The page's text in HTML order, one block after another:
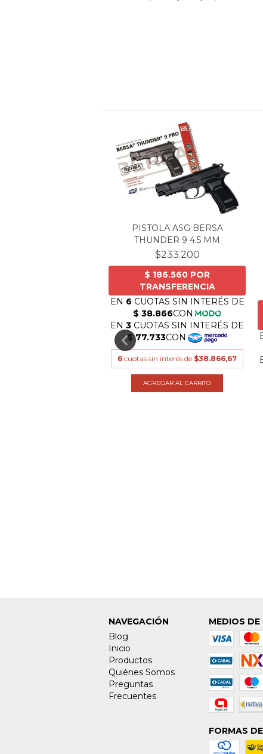
PISTOLA ASG BERSA
THUNDER 9 4.5 MM
$233.200
6 cuotas sin interés de $38.866,67
NAVEGACIÓN
Blog
Inicio
Productos
Quiénes Somos
Preguntas
Frecuentes
MEDIOS DE
FORMAS